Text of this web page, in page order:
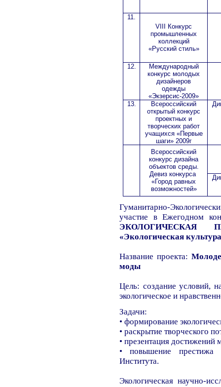
11.
VIII Конкурс
промышленных
коллекций
«Русский стиль»
12.
Международный
конкурс молодых
дизайнеров
одежды
«Экзерсис-2009»
13.
Всероссийский
открытый конкурс
проектных и
творческих работ
учащихся «Первые
шаги» 2009г
Всероссийский
конкурс дизайна
объектов среды.
Девиз конкурса
«Город равных
возможностей»
Гуманитарно-
участие в Ежегодном
ЭКОЛОГИЧЕСКАЯ
«Экологическая
Название проекта:
моды
Цель: создание условий,
экологическое и
Задачи:
• формирование
• раскрытие творческого
• презентация достижений
• повышение престижа
Института.
Экологическая научно-